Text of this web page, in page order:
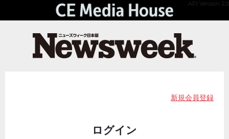
API Version 2.0
新規会員登録
ログイン